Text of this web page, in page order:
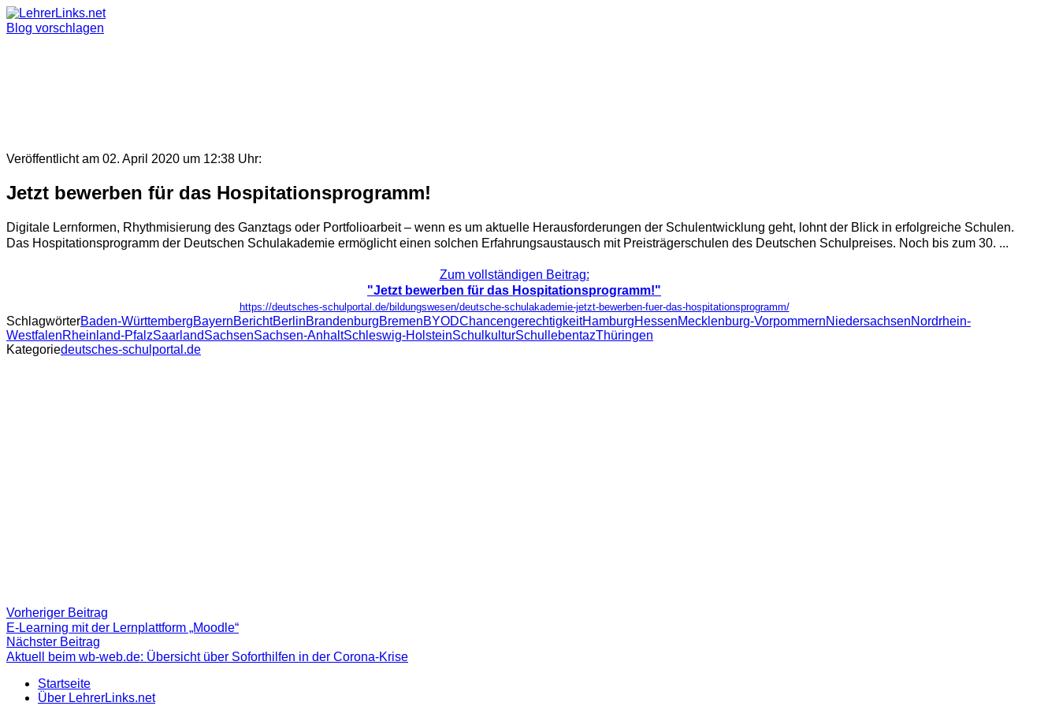
Skip
to
Blog vorschlagen
Veröffentlicht am 02. April 2020 um 12:38 Uhr:
Jetzt bewerben für das Hospitationsprogramm!
Digitale Lernformen, Rhythmisierung des Ganztags oder Portfolioarbeit – wenn es um aktuelle Herausforderungen der Schulentwicklung geht, lohnt der Blick in erfolgreiche Schulen.
Das Hospitationsprogramm der Deutschen Schulakademie ermöglicht einen solchen Erfahrungsaustausch mit Preisträgerschulen des Deutschen Schulpreises. Noch bis zum 30. ...
Zum vollständigen Beitrag:
"Jetzt bewerben für das Hospitationsprogramm!"
https://deutsches-schulportal.de/bildungswesen/deutsche-schulakademie-jetzt-bewerben-fuer-das-hospitationsprogramm/
SchlagwörterBaden-WürttembergBayernBerichtBerlinBrandenburgBremenBYODChancengerechtigkeitHamburgHessenMecklenburg-VorpommernNiedersachsenNordrhein-
WestfalenRheinland-PfalzSaarlandSachsenSachsen-AnhaltSchleswig-HolsteinSchulkulturSchullebentazThüringen
Kategoriedeutsches-schulportal.de
Beitragsnavigation
Vorheriger Beitrag
Beitrag:
E-Learning mit der Lernplattform „Moodle“
Nächster Beitrag
Beitrag
Aktuell beim wb-web.de: Übersicht über Soforthilfen in der Corona-Krise
Startseite
Über LehrerLinks.net